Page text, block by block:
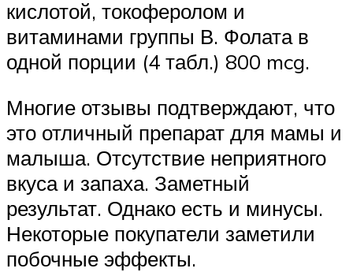
кислотой, токоферолом и
витаминами группы В. Фолата в
одной порции (4 табл.) 800 mcg.
Многие отзывы подтверждают, что
это отличный препарат для мамы и
малыша. Отсутствие неприятного
вкуса и запаха. Заметный
результат. Однако есть и минусы.
Некоторые покупатели заметили
побочные эффекты.